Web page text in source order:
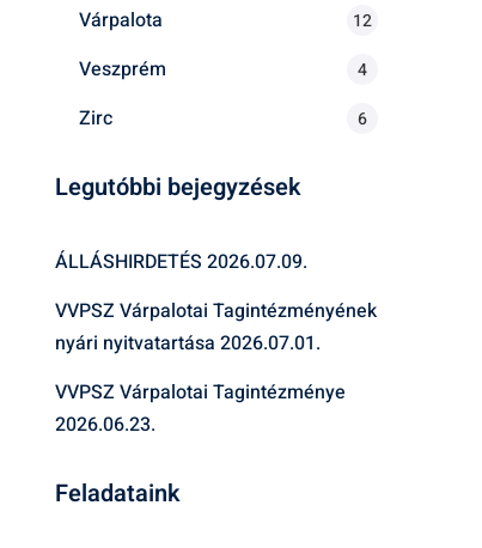
Várpalota 12
Veszprém 4
Zirc 6
Legutóbbi bejegyzések
ÁLLÁSHIRDETÉS 2026.07.09.
VVPSZ Várpalotai Tagintézményének
nyári nyitvatartása 2026.07.01.
VVPSZ Várpalotai Tagintézménye
2026.06.23.
Feladataink